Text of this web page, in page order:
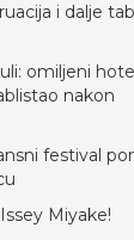
i dalje
omiljeni
nakon
festival
Miyake!